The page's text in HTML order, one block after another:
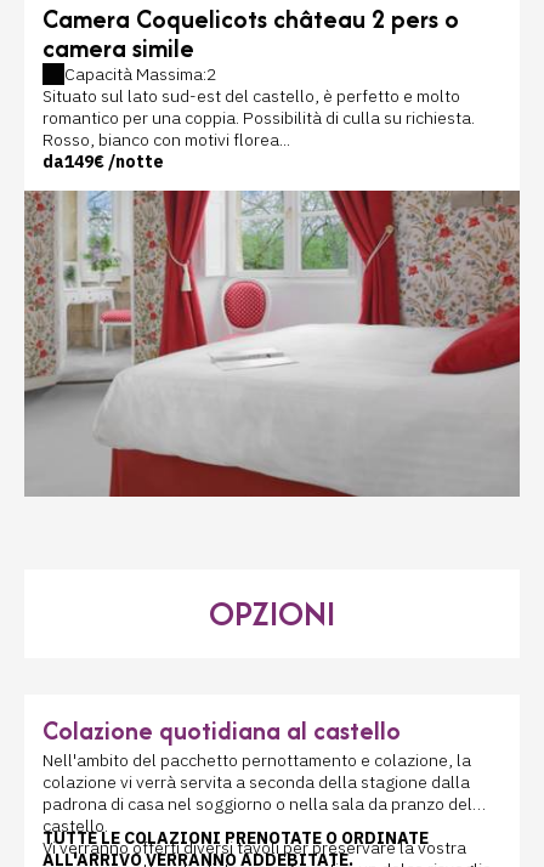
Camera Coquelicots château 2 pers o
camera simile
Capacità Massima:2
Situato sul lato sud-est del castello, è perfetto e molto
romantico per una coppia. Possibilità di culla su richiesta.
Rosso, bianco con motivi florea...
da149€ /notte
OPZIONI
Colazione quotidiana al castello
Nell'ambito del pacchetto pernottamento e colazione, la
colazione vi verrà servita a seconda della stagione dalla
padrona di casa nel soggiorno o nella sala da pranzo del
castello.
Vi verranno offerti diversi tavoli per preservare la vostra
TUTTE LE COLAZIONI PRENOTATE O ORDINATE
ALL'ARRIVO VERRANNO ADDEBITATE.